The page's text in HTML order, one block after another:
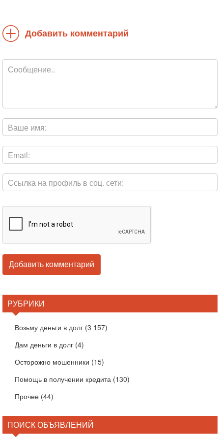
Добавить комментарий
РУБРИКИ
Возьму деньги в долг (3 157)
Дам деньги в долг (4)
Осторожно мошенники (15)
Помощь в получении кредита (130)
Прочее (44)
ПОИСК ОБЪЯВЛЕНИЙ